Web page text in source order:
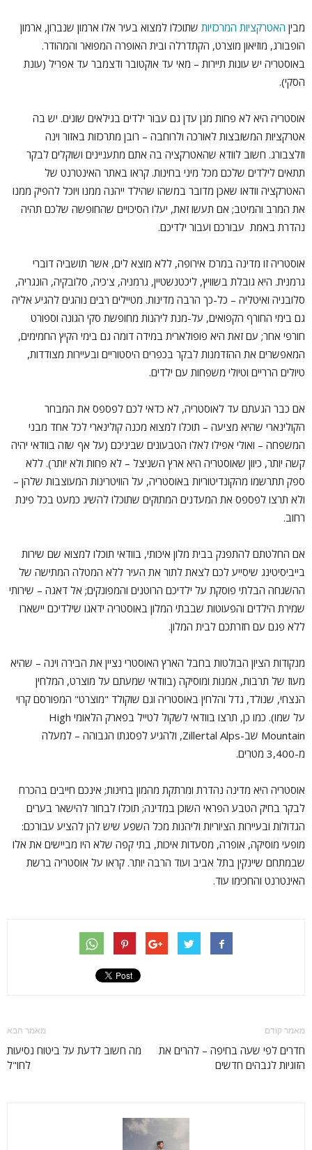
מבין האטרקציות המרכזיות שתוכלו למצוא בעיר אלו ארמון שנברון, ארמון
הופבורג, מוזיאון מוצרט, הקתדרלה ובית האופרה המפואר והמהודר.
באוסטריה יש עונות תיירות – מאי עד אוקטובר ודצמבר עד אפריל (עונת
הסקי).
אוסטריה היא לא פחות מגן עדן גם עבור ילדים בגילאים שונים. יש בה
אטרקציות המשובצות לאורכה ולרוחבה – רובן מתרכזות באזור וינה
וזלצבורג. חשוב לוודא שהאטרקציה בה אתם מתעניינים ושוקלים לבקר
תתאים לילדים שלכם מכל מיני בחינות. קראו באתר האינטרנט של
האטרקציה וודאו שאכן מדובר במשהו שהילד ייהנה ממנו ויוכל להפיק ממנו
את המרב והמיטב; אם תעשו זאת, יעלו הסיכויים שהחופשה שלכם תהיה
נהדרת באמת עבורכם ועבור ילדיכם.
אוסטריה זו מדינה במרכז אירופה, ללא מוצא לים, אשר תושביה דוברי
גרמנית. היא גובלת בשוויץ, ליכטנשטיין, גרמניה, צ'כיה, סלובקיה, הונגריה,
סלובניה ואיטליה – כל-כך הרבה מדינות. מטיילים רבים נוהגים להגיע אליה
גם בימי החורף הקפואים, על-מנת ליהנות מחופשת סקי הגונה וספורט
חורפי אחר; עם זאת היא פופולארית במידה דומה גם בימי הקיץ החמימים,
המאפשרים את ההזדמנות לבקר בכפרים היסטוריים ובעיירות מצודדות,
טיולים הרריים וטיולי משפחות עם ילדים.
אם כבר הגעתם עד לאוסטריה, לא כדאי לכם לפספס את המבחר
הקולינארי שהיא מציעה – תוכלו למצוא מכנה קולינארי לכל אחד מבני
המשפחה – ואולי אפילו לאלו הטבעונים שביניכם (על אף שזה בוודאי יהיה
קשה יותר, כיוון שאוסטריה היא ארץ השניצל – לא פחות ולא יותר). ללא
ספק תתרשמו מהקונדיטוריות באוסטריה, על הוויטרינות המעוצבות שלהן –
ולא תרצו לפספס את המעדנים המתוקים שתוכלו להשיג כמעט בכל פינת
רחוב.
אם החלטתם להתפנק בבית מלון איכותי, בוודאי תוכלו למצוא שם שירות
בייביסיטינג שיסייע לכם לצאת לתור את העיר ללא המטלה המתישה של
ההשגחה הבלתי פוסקת על ילדיכם הרוטנים והמפונקים; אל דאגה – שירותי
שמירת הילדים והפעוטות שבבתי המלון באוסטריה ידאגו שילדיכם יישארו
ללא פגם עם חזרתכם לבית המלון.
מנקודות הציון הבולטות בחבל הארץ האוסטרי נציין את הבירה וינה – שהיא
מעוז של תרבות, אמנות ומוסיקה (בוודאי שמעתם על מוצרט, המלחין
הנצחי, שנולד, גדל והלחין באוסטריה וגם שוקולד "מוצרט" המפורסם קרוי
על שמו). כמו כן, תרצו בוודאי לשקול לטייל בפארק הלאומי High
Mountain שב-Zillertal Alps, ולהגיע לפסגתו הגבוהה – למעלה
מ-3,400 מטרים.
אוסטריה היא מדינה נהדרת ומרתקת מהמון בחינות; אינכם חייבים בהכרח
לבקר בחיק הטבע הפראי השוכן במדינה; תוכלו לבחור להישאר בערים
הגדולות ובעיירות הציוריות וליהנות מכל השפע שיש להן להציע עבורכם:
מופעי מוסיקה, אופרה, מסעדות איכות, בתי קפה שלא היו מביישים את אלו
שבמתחם שיינקין בתל אביב ועוד הרבה יותר. קראו על אוסטריה ברשת
האינטרנט והחכימו עוד.
מאמר קודם
חדרים לפי שעה בחיפה – להרים את
הזוגיות לגבהים חדשים
מאמר הבא
מה חשוב לדעת על ביטוח נסיעות
לחו"ל